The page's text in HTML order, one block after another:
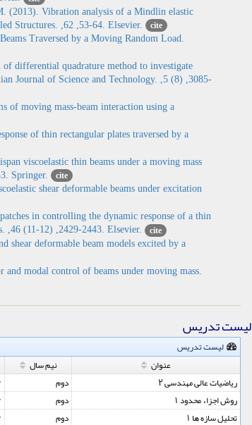
Vibration analysis of a Mindlin elastic
Structures. ,62 ,53-64. Elsevier.
cite
Traversed by a Moving Random Load.
differential quadrature method to investigate
Journal of Science and Technology. ,5 (8) ,3085-
moving mass-beam interaction using a
of thin rectangular plates traversed by a
viscoelastic thin beams under a moving mass
Springer.
cite
shear deformable beams under excitation
in controlling the dynamic response of a thin
,46 (11-12) ,2429-2443. Elsevier.
cite
deformable beam models excited by a
modal control of beams under moving mass.
لیست تدریس
لیست تدریس
عنوان
نیم سال
ریاضیات عالی مهندسی 2
دوم
روش اجزاء محدود 1
دوم
تحلیل سازه ها 1
دوم